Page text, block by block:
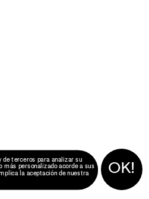
de terceros para analizar su
personalizado acorde a sus
OK!